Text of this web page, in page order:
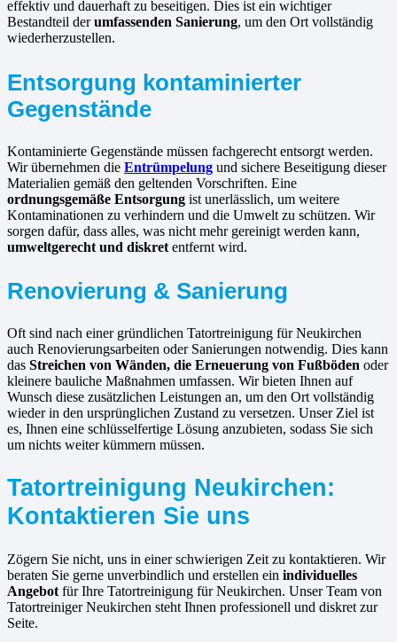
effektiv und dauerhaft zu beseitigen. Dies ist ein wichtiger
Bestandteil derumfassenden Sanierung, um den Ort vollständig
wiederherzustellen.
Entsorgung kontaminierter
Gegenstände
Kontaminierte Gegenstände müssen fachgerecht entsorgt werden.
Wir übernehmen die Entrümpelung und sichere Beseitigung dieser
Materialien gemäß den geltenden Vorschriften. Eine
ordnungsgemäße Entsorgung ist unerlässlich, um weitere
Kontaminationen zu verhindern und die Umwelt zu schützen. Wir
sorgen dafür, dass alles, was nicht mehr gereinigt werden kann,
umweltgerecht und diskret entfernt wird.
Renovierung & Sanierung
Oft sind nach einer gründlichen Tatortreinigung für Neukirchen
auch Renovierungsarbeiten oder Sanierungen notwendig. Dies kann
das Streichen von Wänden, die Erneuerung von Fußböden oder
kleinere bauliche Maßnahmen umfassen. Wir bieten Ihnen auf
Wunsch diese zusätzlichen Leistungen an, um den Ort vollständig
wieder in den ursprünglichen Zustand zu versetzen. Unser Ziel ist
es, Ihnen eine schlüsselfertige Lösung anzubieten, sodass Sie sich
um nichts weiter kümmern müssen.
Tatortreinigung Neukirchen:
Kontaktieren Sie uns
Zögern Sie nicht, uns in einer schwierigen Zeit zu kontaktieren. Wir
beraten Sie gerne unverbindlich und erstellen ein individuelles
Angebot für Ihre Tatortreinigung für Neukirchen. Unser Team von
Tatortreiniger Neukirchen steht Ihnen professionell und diskret zur
Seite.